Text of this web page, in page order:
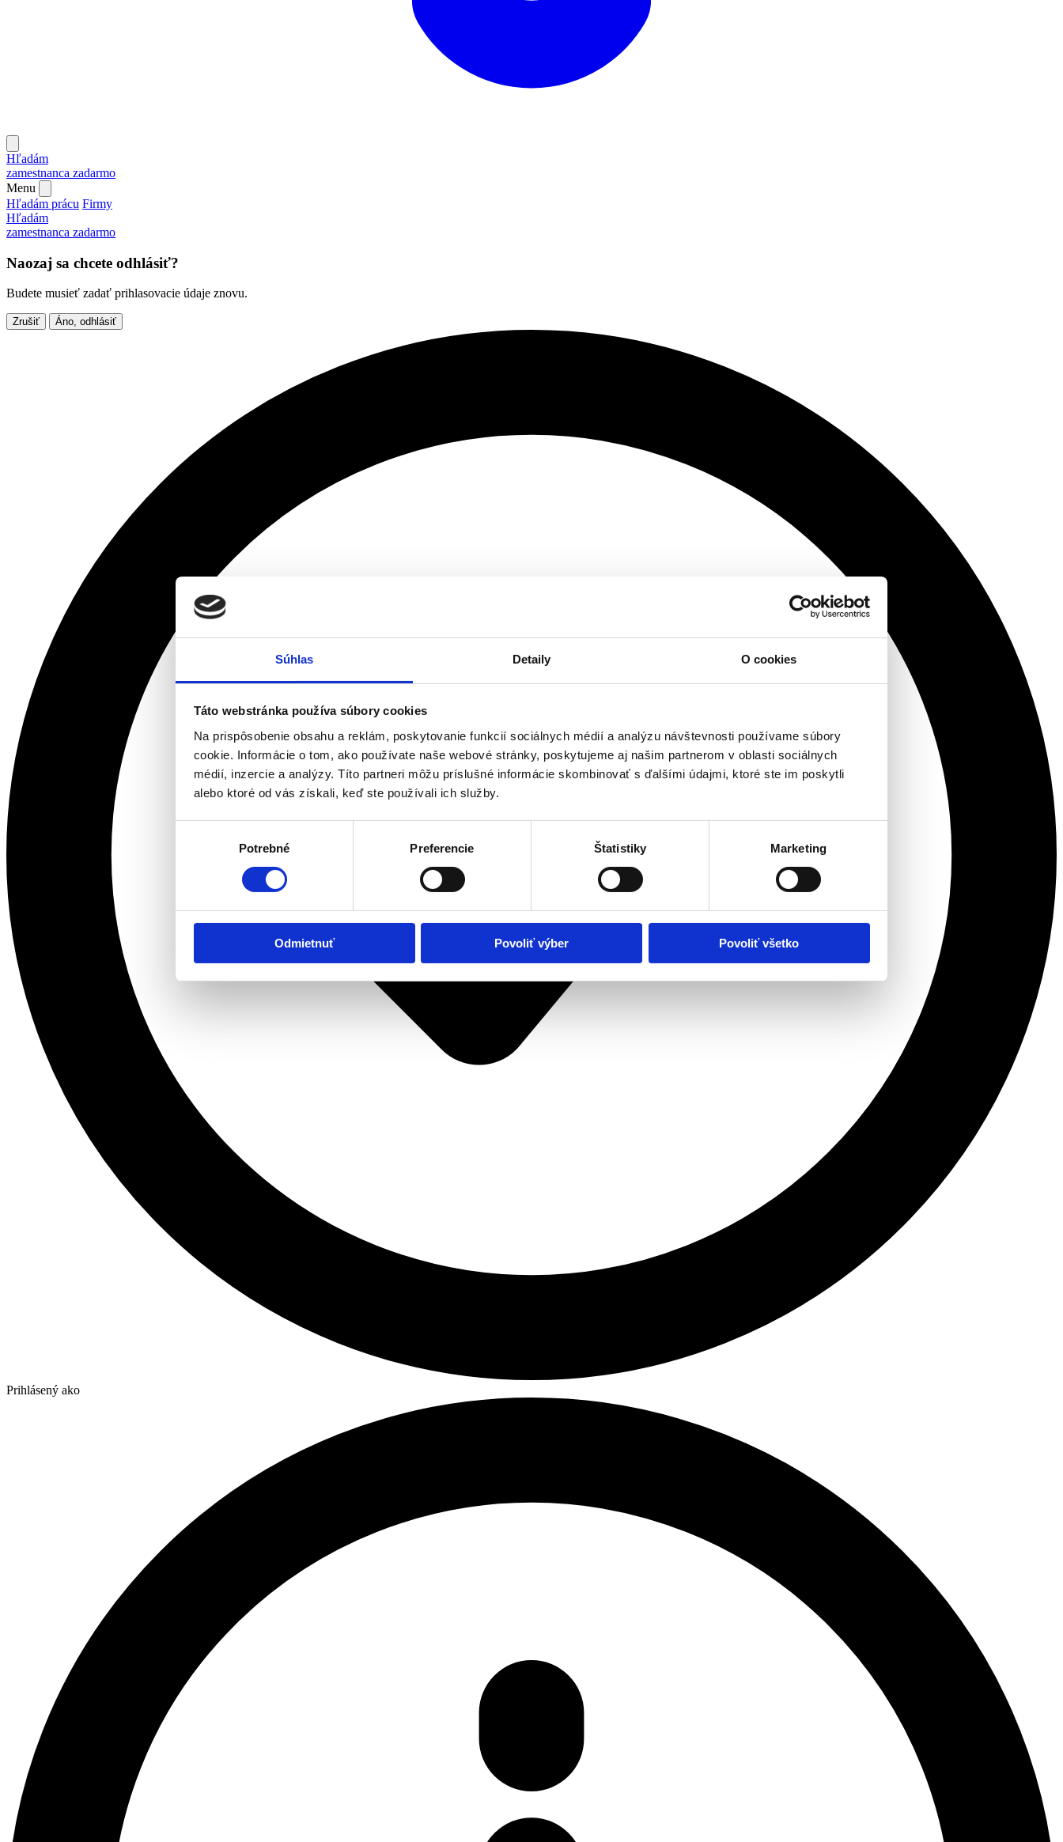
Súhlas Detaily O cookies
Táto webstránka používa súbory cookies
Na prispôsobenie obsahu a reklám, poskytovanie funkcií sociálnych médií a analýzu návštevnosti používame súbory
cookie. Informácie o tom, ako používate naše webové stránky, poskytujeme aj našim partnerom v oblasti sociálnych
médií, inzercie a analýzy. Títo partneri môžu príslušné informácie skombinovať s ďalšími údajmi, ktoré ste im poskytli
alebo ktoré od vás získali, keď ste používali ich služby.
Potrebné Preferencie Štatistiky Marketing
Odmietnuť Povoliť výber Povoliť všetko
Hľadám
zamestnanca zadarmo
Menu
Hľadám prácu Firmy
Hľadám
zamestnanca zadarmo
Naozaj sa chcete odhlásiť?
Budete musieť zadať prihlasovacie údaje znovu.
Zrušiť Áno, odhlásiť
Prihlásený ako